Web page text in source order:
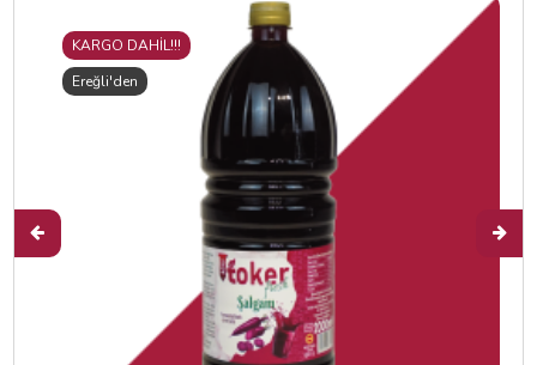
KARGO DAHİL!!!
Ereğli'den